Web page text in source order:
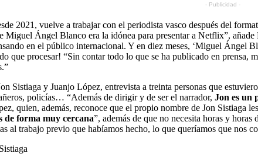
- Publicidad -
2021, vuelve a trabajar con el periodista vasco después del
Miguel Ángel Blanco era la idónea para presentar a Netflix”,
en el público internacional. Y en diez meses, ‘Miguel Ángel
que procesar! “Sin contar todo lo que se ha publicado en
Sistiaga y Juanjo López, entrevista a treinta personas que
policías… “Además de dirigir y de ser el narrador, Jon es un
quien, además, reconoce que el propio nombre de Jon Sistiaga
de forma muy cercana”, además de que no necesita horas y
al trabajo previo que habíamos hecho, lo que queríamos que nos